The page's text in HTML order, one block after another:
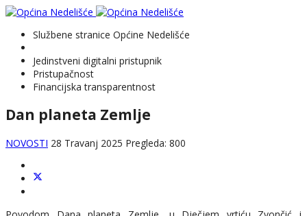
Službene stranice Općine Nedelišće
Jedinstveni digitalni pristupnik
Pristupačnost
Financijska transparentnost
Dan planeta Zemlje
NOVOSTI 28 Travanj 2025 Pregleda: 800